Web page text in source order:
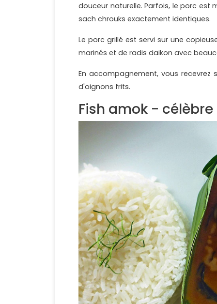
douceur naturelle. Parfois, le porc est
sach chrouks exactement identiques.
Le porc grillé est servi sur une
marinés et de radis daikon avec
En accompagnement, vous
d'oignons frits.
Fish amok -